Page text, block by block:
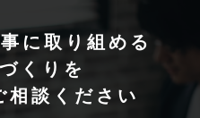
に取り組める
くりを
相談ください